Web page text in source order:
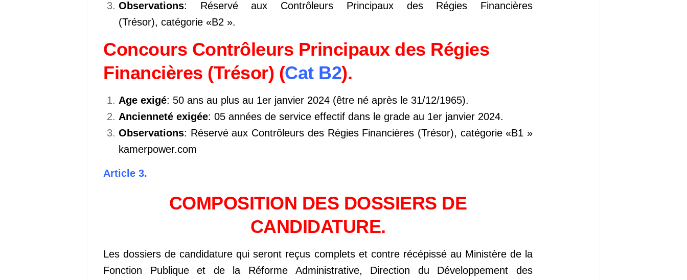
Observations: Réservé aux Contrôleurs Principaux des Régies Financières
(Trésor), catégorie «B2 ».
Concours Contrôleurs Principaux des Régies
Financières (Trésor) (Cat B2).
Age exigé: 50 ans au plus au 1er janvier 2024 (être né après le 31/12/1965).
Ancienneté exigée: 05 années de service effectif dans le grade au 1er janvier 2024.
Observations: Réservé aux Contrôleurs des Régies Financières (Trésor), catégorie «B1 »
kamerpower.com
Article 3.
COMPOSITION DES DOSSIERS DE
CANDIDATURE.
Les dossiers de candidature qui seront reçus complets et contre récépissé au Ministère de la
Fonction Publique et de la Réforme Administrative, Direction du Développement des